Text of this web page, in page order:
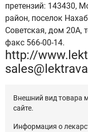
претензий: 143430,
район, поселок
Советская, дом 20А,
факс 566-00-14.
httр://
Внешний вид товара
сайте.
Информация о